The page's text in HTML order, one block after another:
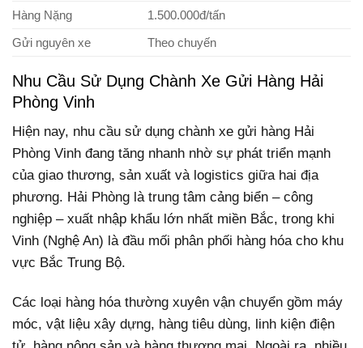
Hàng Nặng
1.500.000đ/tấn
Gửi nguyên xe
Theo chuyến
Nhu Cầu Sử Dụng Chành Xe Gửi Hàng Hải
Phòng Vinh
Hiện nay, nhu cầu sử dụng chành xe gửi hàng Hải
Phòng Vinh đang tăng nhanh nhờ sự phát triển mạnh
của giao thương, sản xuất và logistics giữa hai địa
phương. Hải Phòng là trung tâm cảng biển – công
nghiệp – xuất nhập khẩu lớn nhất miền Bắc, trong khi
Vinh (Nghệ An) là đầu mối phân phối hàng hóa cho khu
vực Bắc Trung Bộ.
Các loại hàng hóa thường xuyên vận chuyển gồm máy
móc, vật liệu xây dựng, hàng tiêu dùng, linh kiện điện